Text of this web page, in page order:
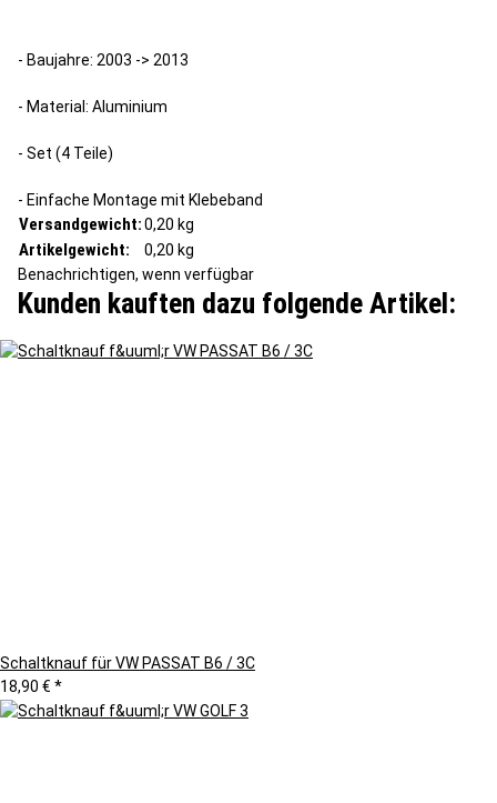
- Baujahre: 2003 -> 2013
- Material: Aluminium
- Set (4 Teile)
- Einfache Montage mit Klebeband
Versandgewicht:0,20 kg
Artikelgewicht: 0,20 kg
Benachrichtigen, wenn verfügbar
Kunden kauften dazu folgende Artikel:
Schaltknauf für VW PASSAT B6 / 3C
18,90 € *